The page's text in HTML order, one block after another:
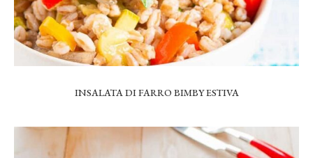
INSALATA DI FARRO BIMBY ESTIVA